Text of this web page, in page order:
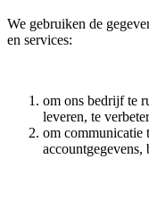
We gebruiken de
en services:
om ons bedrijf te
leveren, te
om communicatie